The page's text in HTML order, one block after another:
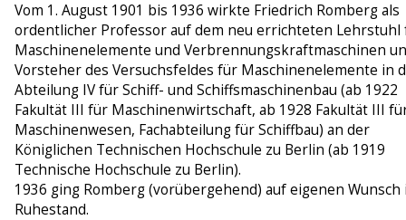
Vom 1. August 1901 bis 1936 wirkte Friedrich Romberg als
ordentlicher Professor auf dem neu errichteten Lehrstuhl
Maschinenelemente und Verbrennungskraftmaschinen
Vorsteher des Versuchsfeldes für Maschinenelemente in
Abteilung IV für Schiff- und Schiffsmaschinenbau (ab 1922
Fakultät III für Maschinenwirtschaft, ab 1928 Fakultät III
Maschinenwesen, Fachabteilung für Schiffbau) an der
Königlichen Technischen Hochschule zu Berlin (ab 1919
Technische Hochschule zu Berlin).
1936 ging Romberg (vorübergehend) auf eigenen Wunsch
Ruhestand.